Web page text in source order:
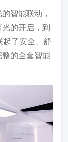
智能联动，
的开启，到
起了安全、舒
整的全套智能